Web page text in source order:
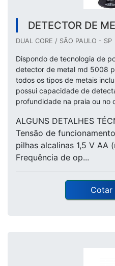
DETECTOR DE
DUAL CORE / SÃO PAULO - SP
Dispondo de tecnologia de
detector de metal md 5008
todos os tipos de metais
possui capacidade de
profundidade na praia ou no
ALGUNS DETALHES
Tensão de
pilhas alcalinas 1,5 V AA
Frequência de op...
Cotar